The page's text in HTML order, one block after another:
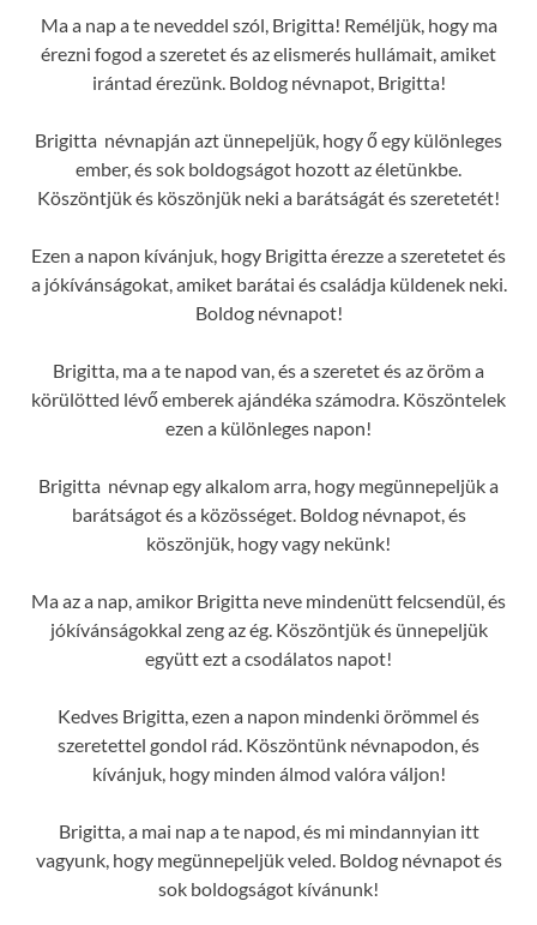
Ma a nap a te neveddel szól, Brigitta! Reméljük, hogy ma
érezni fogod a szeretet és az elismerés hullámait, amiket
irántad érezünk. Boldog névnapot, Brigitta!
Brigitta névnapján azt ünnepeljük, hogy ő egy különleges
ember, és sok boldogságot hozott az életünkbe.
Köszöntjük és köszönjük neki a barátságát és szeretetét!
Ezen a napon kívánjuk, hogy Brigitta érezze a szeretetet és
a jókívánságokat, amiket barátai és családja küldenek neki.
Boldog névnapot!
Brigitta, ma a te napod van, és a szeretet és az öröm a
körülötted lévő emberek ajándéka számodra. Köszöntelek
ezen a különleges napon!
Brigitta névnap egy alkalom arra, hogy megünnepeljük a
barátságot és a közösséget. Boldog névnapot, és
köszönjük, hogy vagy nekünk!
Ma az a nap, amikor Brigitta neve mindenütt felcsendül, és
jókívánságokkal zeng az ég. Köszöntjük és ünnepeljük
együtt ezt a csodálatos napot!
Kedves Brigitta, ezen a napon mindenki örömmel és
szeretettel gondol rád. Köszöntünk névnapodon, és
kívánjuk, hogy minden álmod valóra váljon!
Brigitta, a mai nap a te napod, és mi mindannyian itt
vagyunk, hogy megünnepeljük veled. Boldog névnapot és
sok boldogságot kívánunk!